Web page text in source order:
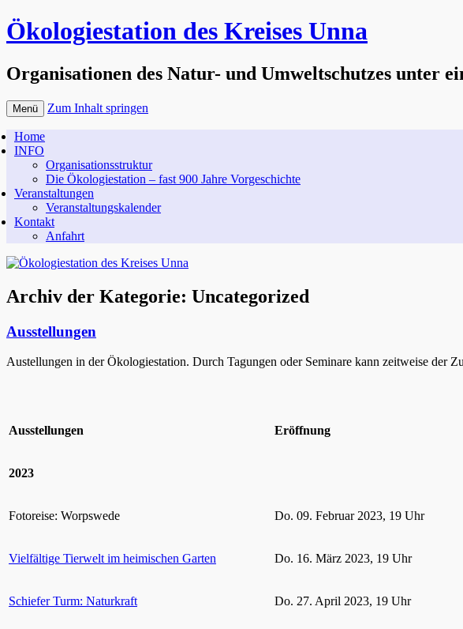
Ökologiestation des Kreises Unna
Organisationen des Natur- und Umweltschutzes unter
Menü Zum Inhalt springen
Home
INFO
Organisationsstruktur
Die Ökologiestation – fast 900 Jahre Vorgeschichte
Veranstaltungen
Veranstaltungskalender
Kontakt
Anfahrt
Archiv der Kategorie: Uncategorized
Ausstellungen
Austellungen in der Ökologiestation. Durch Tagungen oder Seminare kann zeitweise der
Ausstellungen Eröffnung
2023
Fotoreise: Worpswede Do. 09. Februar 2023, 19 Uhr
Vielfältige Tierwelt im heimischen Garten Do. 16. März 2023, 19 Uhr
Schiefer Turm: Naturkraft Do. 27. April 2023, 19 Uhr